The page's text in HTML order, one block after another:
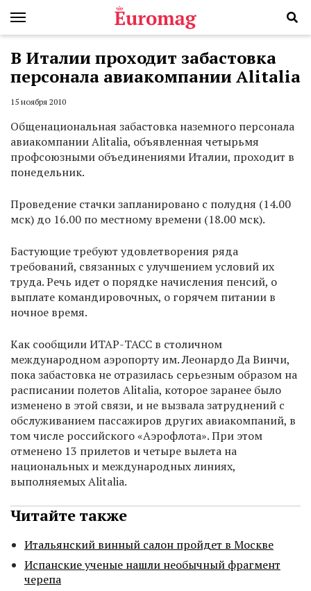
В Италии проходит забастовка
персонала авиакомпании Alitalia
15 ноября 2010
Общенациональная забастовка наземного персонала
авиакомпании Alitalia, объявленная четырьмя
профсоюзными объединениями Италии, проходит в
понедельник.
Проведение стачки запланировано с полудня (14.00
мск) до 16.00 по местному времени (18.00 мск).
Бастующие требуют удовлетворения ряда
требований, связанных с улучшением условий их
труда. Речь идет о порядке начисления пенсий, о
выплате командировочных, о горячем питании в
ночное время.
Как сообщили ИТАР-ТАСС в столичном
международном аэропорту им. Леонардо Да Винчи,
пока забастовка не отразилась серьезным образом на
расписании полетов Alitalia, которое заранее было
изменено в этой связи, и не вызвала затруднений с
обслуживанием пассажиров других авиакомпаний, в
том числе российского «Аэрофлота». При этом
отменено 13 прилетов и четыре вылета на
национальных и международных линиях,
выполняемых Alitalia.
Читайте также
Итальянский винный салон пройдет в Москве
Испанские ученые нашли необычный фрагмент
черепа